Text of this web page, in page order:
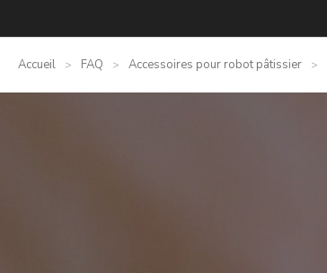
Accueil > FAQ > Accessoires pour robot pâtissier >